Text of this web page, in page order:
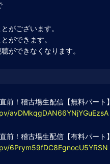
がございます。
ができます。
ができなくなります。
！稽古場生配信【無料パート】
avDMkqgDAN66YNjYGuEzsA
！稽古場生配信【有料パート】
6Prym59fDC8EgnocU5YRSN